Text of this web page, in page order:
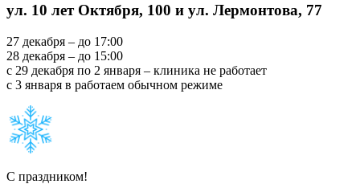
ул. 10 лет Октября, 100 и ул. Лермонтова, 77
27 декабря – до 17:00
28 декабря – до 15:00
с 29 декабря по 2 января – клиника не работает
с 3 января в работаем обычном режиме
С праздником!